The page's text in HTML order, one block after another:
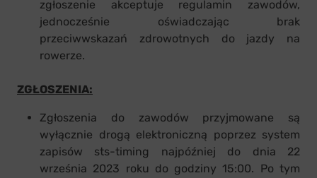
zgłoszenie akceptuje regulamin zawodów,
jednocześnie oświadczając brak
przeciwwskazań zdrowotnych do jazdy na
rowerze.
ZGŁOSZENIA:
Zgłoszenia do zawodów przyjmowane są
wyłącznie drogą elektroniczną poprzez system
zapisów sts-timing najpóźniej do dnia 22
września 2023 roku do godziny 15:00. Po tym